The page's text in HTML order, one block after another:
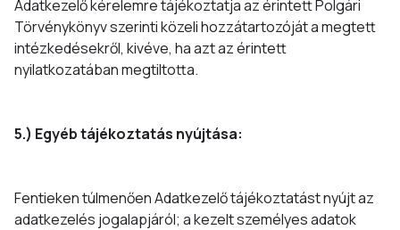
Adatkezelő kérelemre tájékoztatja az érintett Polgári
Törvénykönyv szerinti közeli hozzátartozóját a megtett
intézkedésekről, kivéve, ha azt az érintett
nyilatkozatában megtiltotta.
5.) Egyéb tájékoztatás nyújtása:
Fentieken túlmenően Adatkezelő tájékoztatást nyújt az
adatkezelés jogalapjáról; a kezelt személyes adatok